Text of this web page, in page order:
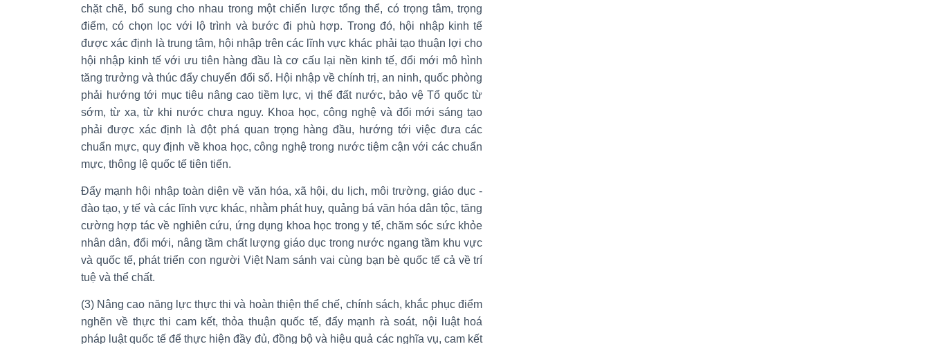
chặt chẽ, bổ sung cho nhau trong một chiến lược tổng thể, có trọng tâm, trọng
điểm, có chọn lọc với lộ trình và bước đi phù hợp. Trong đó, hội nhập kinh tế
được xác định là trung tâm, hội nhập trên các lĩnh vực khác phải tạo thuận lợi cho
hội nhập kinh tế với ưu tiên hàng đầu là cơ cấu lại nền kinh tế, đổi mới mô hình
tăng trưởng và thúc đẩy chuyển đổi số. Hội nhập về chính trị, an ninh, quốc phòng
phải hướng tới mục tiêu nâng cao tiềm lực, vị thế đất nước, bảo vệ Tổ quốc từ
sớm, từ xa, từ khi nước chưa nguy. Khoa học, công nghệ và đổi mới sáng tạo
phải được xác định là đột phá quan trọng hàng đầu, hướng tới việc đưa các
chuẩn mực, quy định về khoa học, công nghệ trong nước tiệm cận với các chuẩn
mực, thông lệ quốc tế tiên tiến.
Đẩy mạnh hội nhập toàn diện về văn hóa, xã hội, du lịch, môi trường, giáo dục -
đào tạo, y tế và các lĩnh vực khác, nhằm phát huy, quảng bá văn hóa dân tộc, tăng
cường hợp tác về nghiên cứu, ứng dụng khoa học trong y tế, chăm sóc sức khỏe
nhân dân, đổi mới, nâng tầm chất lượng giáo dục trong nước ngang tầm khu vực
và quốc tế, phát triển con người Việt Nam sánh vai cùng bạn bè quốc tế cả về trí
tuệ và thể chất.
(3) Nâng cao năng lực thực thi và hoàn thiện thể chế, chính sách, khắc phục điểm
nghẽn về thực thi cam kết, thỏa thuận quốc tế, đẩy mạnh rà soát, nội luật hoá
pháp luật quốc tế để thực hiện đầy đủ, đồng bộ và hiệu quả các nghĩa vụ, cam kết